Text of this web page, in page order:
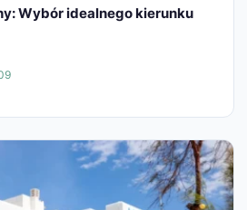
Wybór idealnego kierunku